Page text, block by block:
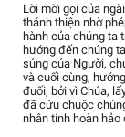
Lời mời gọi của
thánh thiện nhờ
hành của chúng ta
hướng đến chúng
sủng của Người,
và cuối cùng,
đuối, bởi vì Chúa,
đã cứu chuộc
nhân tính hoàn hảo